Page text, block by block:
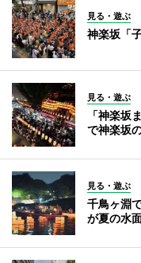
見る・遊ぶ
神楽坂「
見る・遊ぶ
「神楽坂
で神楽坂
見る・遊ぶ
千鳥ヶ淵
が夏の水